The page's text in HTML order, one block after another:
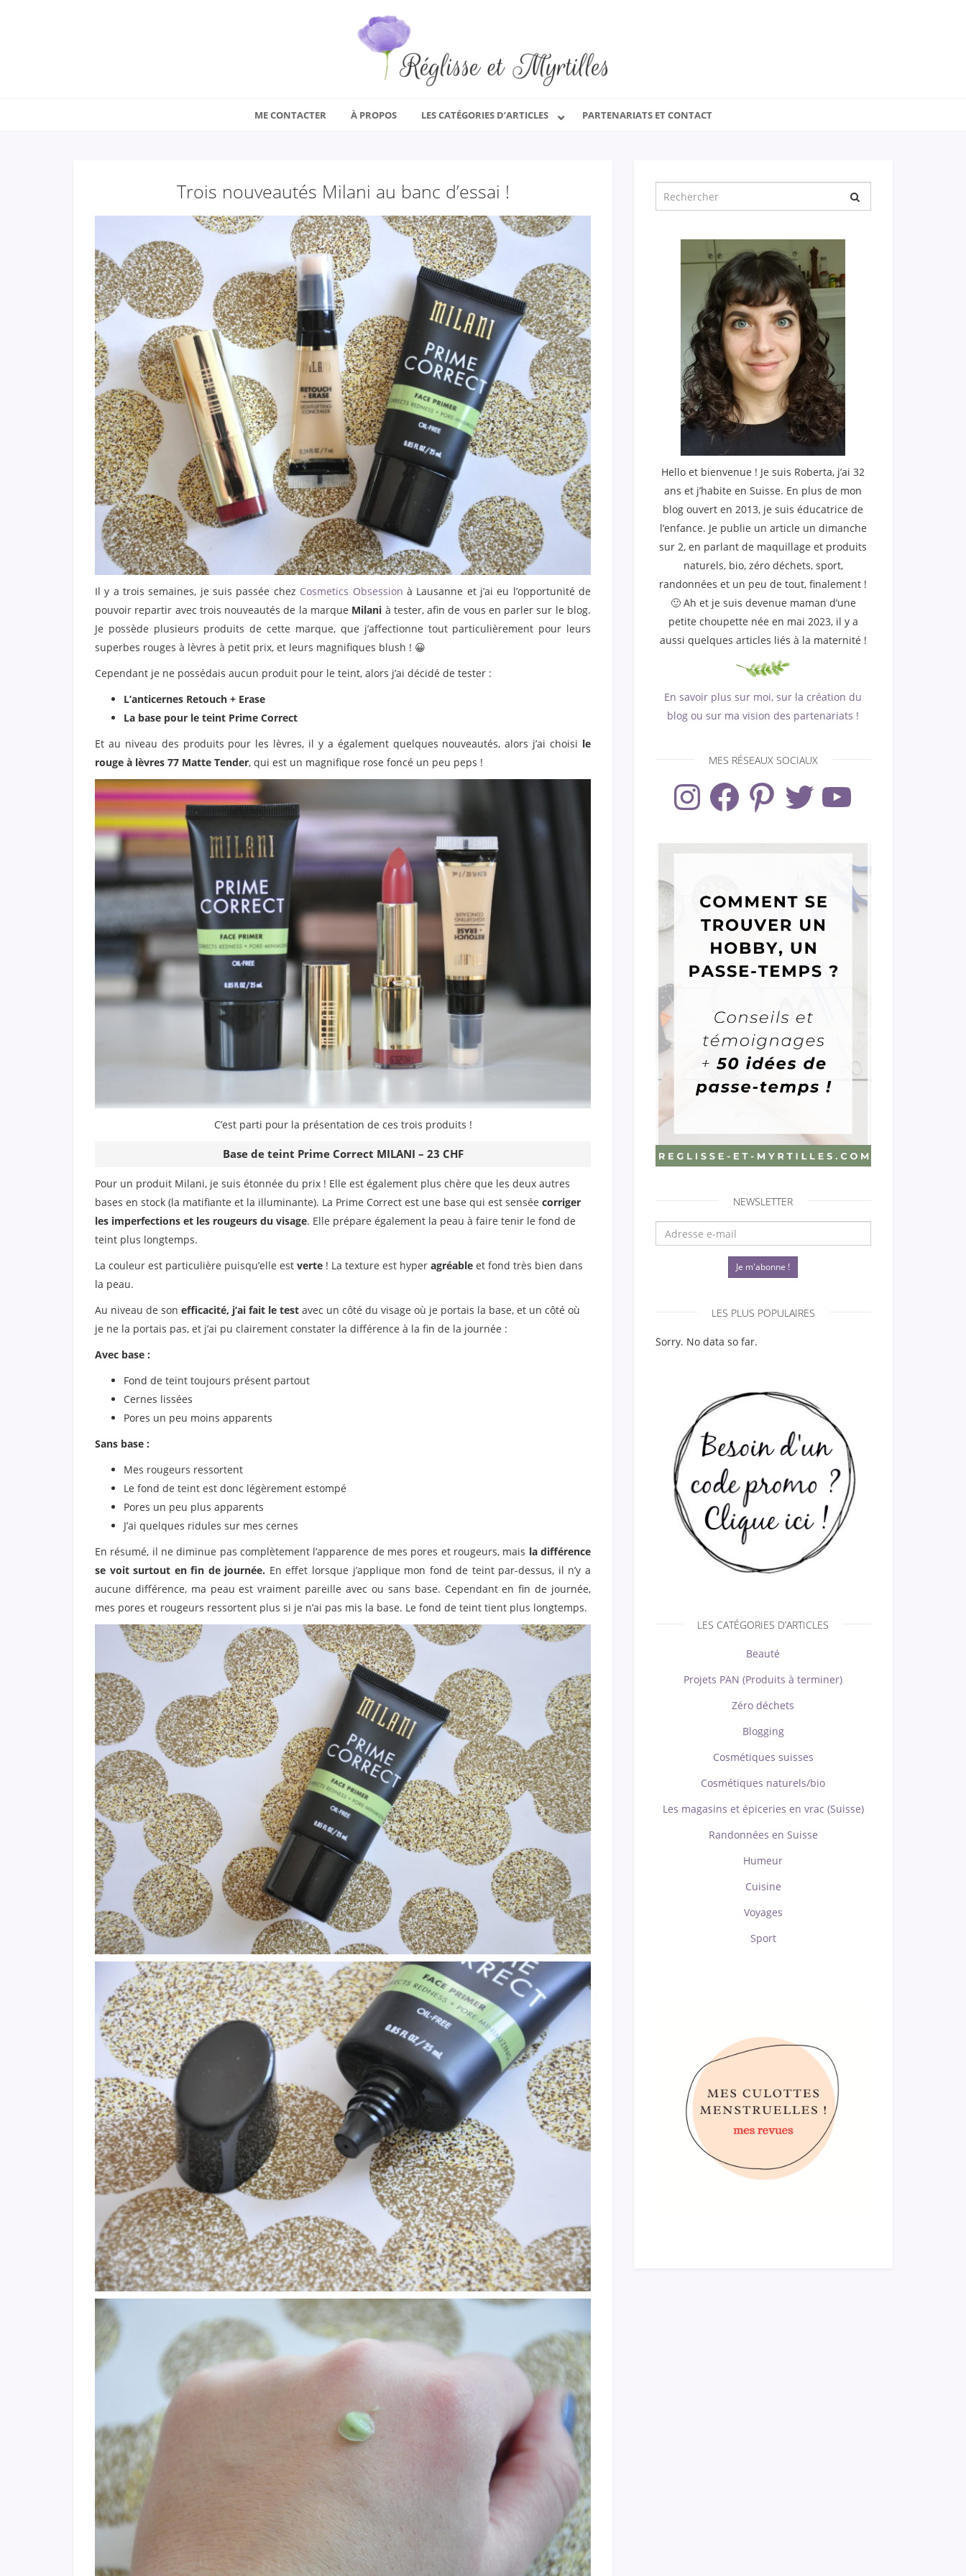
ME CONTACTER À PROPOS LES CATÉGORIES D’ARTICLES PARTENARIATS ET CONTACT
Trois nouveautés Milani au banc d’essai !
Il y a trois semaines, je suis passée chez Cosmetics Obsession à Lausanne et j’ai eu l’opportunité de
pouvoir repartir avec trois nouveautés de la marque Milani à tester, afin de vous en parler sur le blog.
Je possède plusieurs produits de cette marque, que j’affectionne tout particulièrement pour leurs
superbes rouges à lèvres à petit prix, et leurs magnifiques blush ! 😀
Cependant je ne possédais aucun produit pour le teint, alors j’ai décidé de tester :
L’anticernes Retouch + Erase
La base pour le teint Prime Correct
Et au niveau des produits pour les lèvres, il y a également quelques nouveautés, alors j’ai choisi le
rouge à lèvres 77 Matte Tender, qui est un magnifique rose foncé un peu peps !
C’est parti pour la présentation de ces trois produits !
Base de teint Prime Correct MILANI – 23 CHF
Pour un produit Milani, je suis étonnée du prix ! Elle est également plus chère que les deux autres
bases en stock (la matifiante et la illuminante). La Prime Correct est une base qui est sensée corriger
les imperfections et les rougeurs du visage. Elle prépare également la peau à faire tenir le fond de
teint plus longtemps.
La couleur est particulière puisqu’elle est verte ! La texture est hyper agréable et fond très bien dans
la peau.
Au niveau de son efficacité, j‘ai fait le test avec un côté du visage où je portais la base, et un côté où
je ne la portais pas, et j’ai pu clairement constater la différence à la fin de la journée :
Avec base :
Fond de teint toujours présent partout
Cernes lissées
Pores un peu moins apparents
Sans base :
Mes rougeurs ressortent
Le fond de teint est donc légèrement estompé
Pores un peu plus apparents
J’ai quelques ridules sur mes cernes
En résumé, il ne diminue pas complètement l’apparence de mes pores et rougeurs, mais la différence
se voit surtout en fin de journée. En effet lorsque j’applique mon fond de teint par-dessus, il n’y a
aucune différence, ma peau est vraiment pareille avec ou sans base. Cependant en fin de journée,
mes pores et rougeurs ressortent plus si je n’ai pas mis la base. Le fond de teint tient plus longtemps.
pour
:
Hello et bienvenue ! Je suis Roberta, j’ai 32
ans et j’habite en Suisse. En plus de mon
blog ouvert en 2013, je suis éducatrice de
l’enfance. Je publie un article un dimanche
sur 2, en parlant de maquillage et produits
naturels, bio, zéro déchets, sport,
randonnées et un peu de tout, finalement !
🙂 Ah et je suis devenue maman d’une
petite choupette née en mai 2023, il y a
aussi quelques articles liés à la maternité !
En savoir plus sur moi, sur la création du
blog ou sur ma vision des partenariats !
MES RÉSEAUX SOCIAUX
InstagramFacebook PinterestTwitter YouTube
NEWSLETTER
Je m'abonne !
LES PLUS POPULAIRES
Sorry. No data so far.
LES CATÉGORIES D’ARTICLES
Beauté
Projets PAN (Produits à terminer)
Zéro déchets
Blogging
Cosmétiques suisses
Cosmétiques naturels/bio
Les magasins et épiceries en vrac (Suisse)
Randonnées en Suisse
Humeur
Cuisine
Voyages
Sport